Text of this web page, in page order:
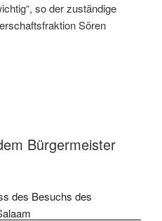
so der zuständige
Sören
Bürgermeister